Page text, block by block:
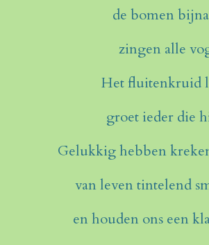
de bomen
zingen alle
Het fluitenkruid
groet ieder die
Gelukkig hebben
van leven tintelend
en houden ons een